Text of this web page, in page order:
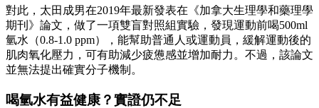
對此，太田成男在2019年最新發表在《加拿大生理學和藥理學
期刊》論文，做了一項雙盲對照組實驗，發現運動前喝500ml
氫水（0.8-1.0 ppm），能幫助普通人或運動員，緩解運動後的
肌肉氧化壓力，可有助減少疲憊感並增加耐力。不過，該論文
並無法提出確實分子機制。
喝氫水有益健康？實證仍不足